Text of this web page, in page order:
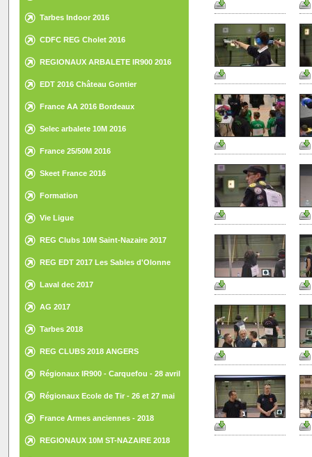
Tarbes Indoor 2016
CDFC REG Cholet 2016
REGIONAUX ARBALETE IR900 2016
EDT 2016 Château Gontier
France AA 2016 Bordeaux
Selec arbalete 10M 2016
France 25/50M 2016
Skeet France 2016
Formation
Vie Ligue
REG Clubs 10M Saint-Nazaire 2017
REG EDT 2017 Les Sables d'Olonne
Laval dec 2017
AG 2017
Tarbes 2018
REG CLUBS 2018 ANGERS
Régionaux IR900 - Carquefou - 28 avril
Régionaux Ecole de Tir - 26 et 27 mai
France Armes anciennes - 2018
REGIONAUX 10M ST-NAZAIRE 2018